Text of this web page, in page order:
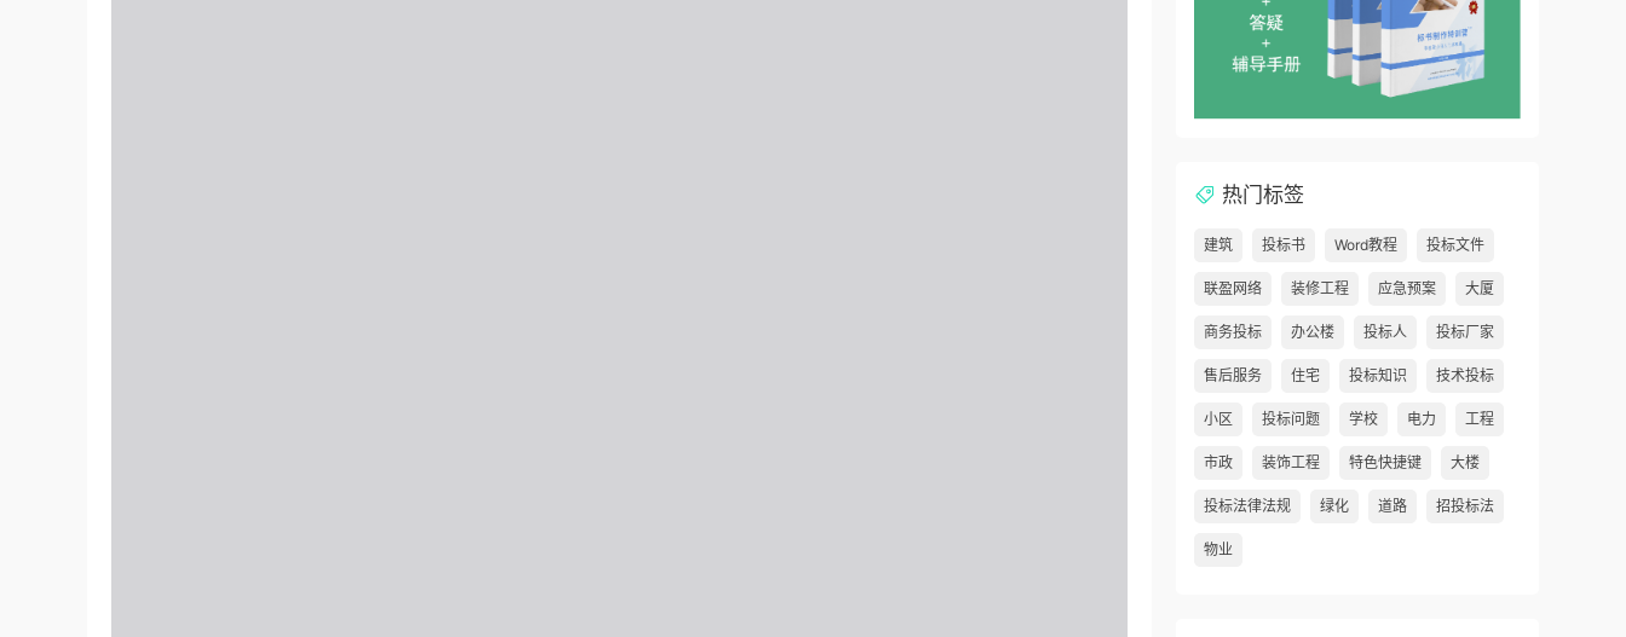
热门标签
建筑 投标书 Word教程 投标文件
联盈网络 装修工程 应急预案 大厦
商务投标 办公楼 投标人 投标厂家
售后服务 住宅 投标知识 技术投标
小区 投标问题 学校 电力 工程
市政 装饰工程 特色快捷键 大楼
投标法律法规 绿化 道路 招投标法
物业